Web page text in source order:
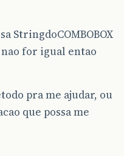
StringdoCOMBOBOX
for igual entao
pra me ajudar, ou
que possa me